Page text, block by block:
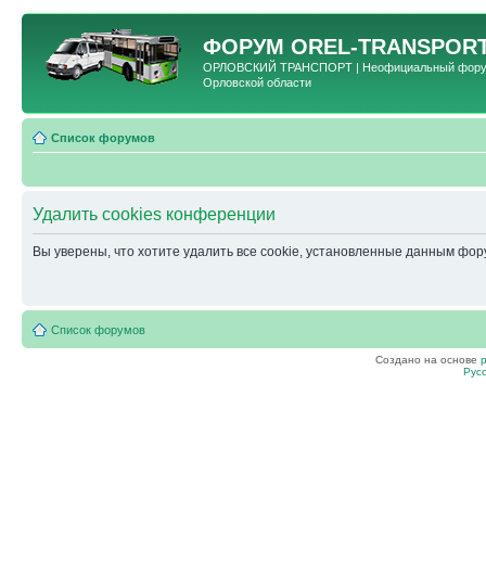
ФОРУМ OREL-
ОРЛОВСКИЙ ТРАНСПОРТ | Неофициальный форум
Орловской области
Список форумов
Удалить cookies конференции
Вы уверены, что хотите удалить все cookie, установленные данным
Список форумов
Создано на основе